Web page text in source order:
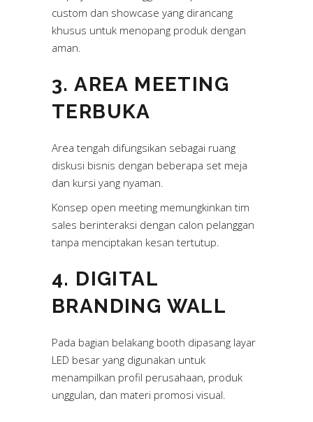
custom dan showcase yang dirancang
khusus untuk menopang produk dengan
aman.
3. AREA MEETING
TERBUKA
Area tengah difungsikan sebagai ruang
diskusi bisnis dengan beberapa set meja
dan kursi yang nyaman.
Konsep open meeting memungkinkan tim
sales berinteraksi dengan calon pelanggan
tanpa menciptakan kesan tertutup.
4. DIGITAL
BRANDING WALL
Pada bagian belakang booth dipasang layar
LED besar yang digunakan untuk
menampilkan profil perusahaan, produk
unggulan, dan materi promosi visual.